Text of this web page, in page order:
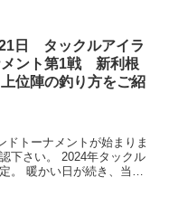
日 タックルアイラ
メント第1戦 新利根
位陣の釣り方をご紹
ドトーナメントが始まりま
、当日